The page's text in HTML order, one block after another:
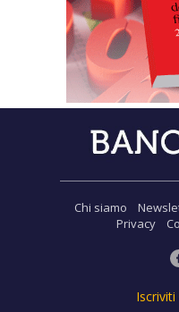
Chi siamo
Privacy